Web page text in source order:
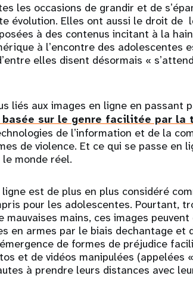
les occasions de grandir et de
évolution. Elles ont aussi le droit de
à des contenus incitant à la
à lʼencontre des adolescentes
elles disent désormais «
liés aux images en ligne en passant
sur le genre facilitée par la
de lʼinformation et de la
de violence. Et ce qui se passe en
monde réel.
est de plus en plus considéré
pour les adolescentes. Pourtant,
mauvaises mains, ces images
en armes par le biais dechantage et
de formes de préjudice
et de vidéos manipulées (appelées
à prendre leurs distances avec